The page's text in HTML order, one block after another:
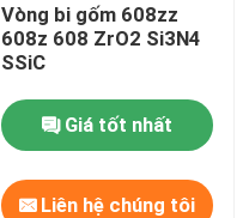
Vòng bi gốm 608zz
608z 608 ZrO2 Si3N4
SSiC
Giá tốt nhất
Liên hệ chúng tôi